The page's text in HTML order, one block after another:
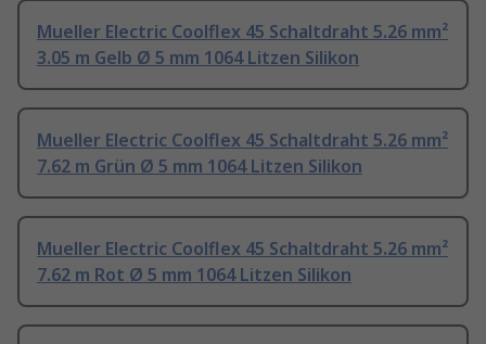
Mueller Electric Coolflex 45 Schaltdraht 5.26 mm²
3.05 m Gelb Ø 5 mm 1064 Litzen Silikon
Mueller Electric Coolflex 45 Schaltdraht 5.26 mm²
7.62 m Grün Ø 5 mm 1064 Litzen Silikon
Mueller Electric Coolflex 45 Schaltdraht 5.26 mm²
7.62 m Rot Ø 5 mm 1064 Litzen Silikon